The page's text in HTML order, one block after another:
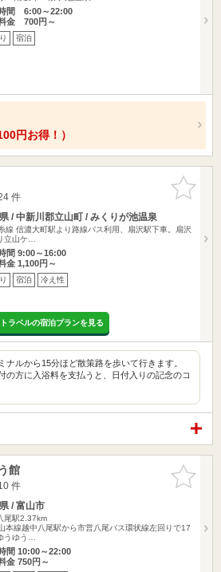
間 6:00～22:00
金 700円～
宿泊
円お得！）
お気に入
りに追加
件
/ 中新川郡立山町 / みくりが池温泉
線 信濃大町駅より路線バス利用、扇沢駅下車。扇沢
立山ケ…
間 9:00～16:00
金 1,100円～
宿泊 冷え性
ラベルの宿泊プランを見る
ナルから15分ほど散策路を歩いて行きます。
の方に入浴料を支払うと、日付入りの記念のコ
お気に入
りに追加
館
件
/ 富山市
尾駅2.37km
本線越中八尾駅から市営八尾バス環状線左回りで17
うゆう…
間 10:00～22:00
金 750円～